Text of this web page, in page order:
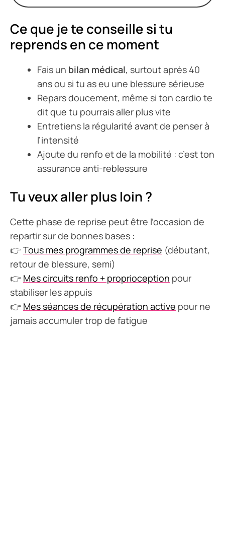
Ce que je te conseille si tu
reprends en ce moment
Fais un bilan médical, surtout après 40
ans ou si tu as eu une blessure sérieuse
Repars doucement, même si ton cardio te
dit que tu pourrais aller plus vite
Entretiens la régularité avant de penser à
l’intensité
Ajoute du renfo et de la mobilité : c’est ton
assurance anti-reblessure
Tu veux aller plus loin ?
Cette phase de reprise peut être l’occasion de
repartir sur de bonnes bases :
👉Tous mes programmes de reprise (débutant,
retour de blessure, semi)
👉 Mes circuits renfo + proprioception pour
stabiliser les appuis
👉 Mes séances de récupération active pour ne
jamais accumuler trop de fatigue